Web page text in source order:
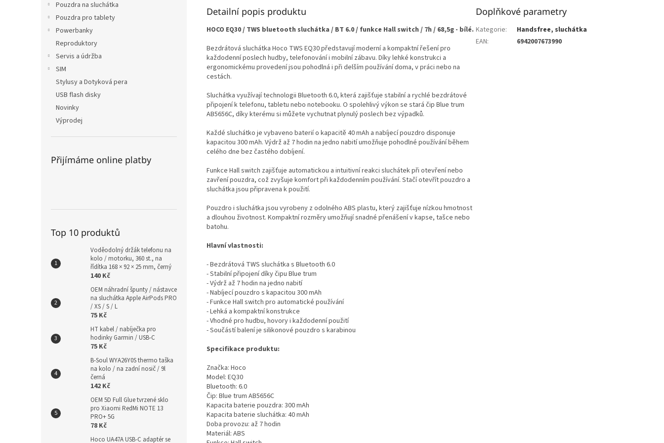
Pouzdra na sluchátka
Pouzdra pro tablety
Powerbanky
Reproduktory
Servis a údržba
SIM
Stylusy a Dotyková pera
USB flash disky
Novinky
Výprodej
Přijímáme online platby
Top 10 produktů
Voděodolný držák telefonu na
kolo / motorku, 360 st., na
řídítka 168 × 92 × 25 mm, černý
140 Kč
OEM náhradní špunty / nástavce
na sluchátka Apple AirPods PRO
/ XS / S / L
75 Kč
HT kabel / nabíječka pro
hodinky Garmin / USB-C
75 Kč
B-Soul WYA26Y0S thermo taška
na kolo / na zadní nosič / 9l
černá
142 Kč
OEM 5D Full Glue tvrzené sklo
pro Xiaomi RedMi NOTE 13
PRO+ 5G
78 Kč
Hoco UA47A USB-C adaptér se
Detailní popis produktu
HOCO EQ30 / TWS bluetooth sluchátka / BT 6.0 / funkce Hall switch / 7h / 68,5g - bílé.
Bezdrátová sluchátka Hoco TWS EQ30 představují moderní a kompaktní řešení pro
každodenní poslech hudby, telefonování i mobilní zábavu. Díky lehké konstrukci a
ergonomickému provedení jsou pohodlná i při delším používání doma, v práci nebo na
cestách.
Sluchátka využívají technologii Bluetooth 6.0, která zajišťuje stabilní a rychlé bezdrátové
připojení k telefonu, tabletu nebo notebooku. O spolehlivý výkon se stará čip Blue trum
AB5656C, díky kterému si můžete vychutnat plynulý poslech bez výpadků.
Každé sluchátko je vybaveno baterií o kapacitě 40 mAh a nabíjecí pouzdro disponuje
kapacitou 300 mAh. Výdrž až 7 hodin na jedno nabití umožňuje pohodlné používání během
celého dne bez častého dobíjení.
Funkce Hall switch zajišťuje automatickou a intuitivní reakci sluchátek při otevření nebo
zavření pouzdra, což zvyšuje komfort při každodenním používání. Stačí otevřít pouzdro a
sluchátka jsou připravena k použití.
Pouzdro i sluchátka jsou vyrobeny z odolného ABS plastu, který zajišťuje nízkou hmotnost
a dlouhou životnost. Kompaktní rozměry umožňují snadné přenášení v kapse, tašce nebo
batohu.
Hlavní vlastnosti:
- Bezdrátová TWS sluchátka s Bluetooth 6.0
- Stabilní připojení díky čipu Blue trum
- Výdrž až 7 hodin na jedno nabití
- Nabíjecí pouzdro s kapacitou 300 mAh
- Funkce Hall switch pro automatické používání
- Lehká a kompaktní konstrukce
- Vhodné pro hudbu, hovory i každodenní použití
- Součástí balení je silikonové pouzdro s karabinou
Specifikace produktu:
Značka: Hoco
Model: EQ30
Bluetooth: 6.0
Čip: Blue trum AB5656C
Kapacita baterie pouzdra: 300 mAh
Kapacita baterie sluchátka: 40 mAh
Doba provozu: až 7 hodin
Materiál: ABS
Doplňkové parametry
Kategorie:
Handsfree, sluchátka
EAN: 6942007673990